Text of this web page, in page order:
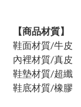
【商品材質】
鞋面材質/牛皮
內裡材質/真皮
鞋墊材質/超纖
鞋底材質/橡膠